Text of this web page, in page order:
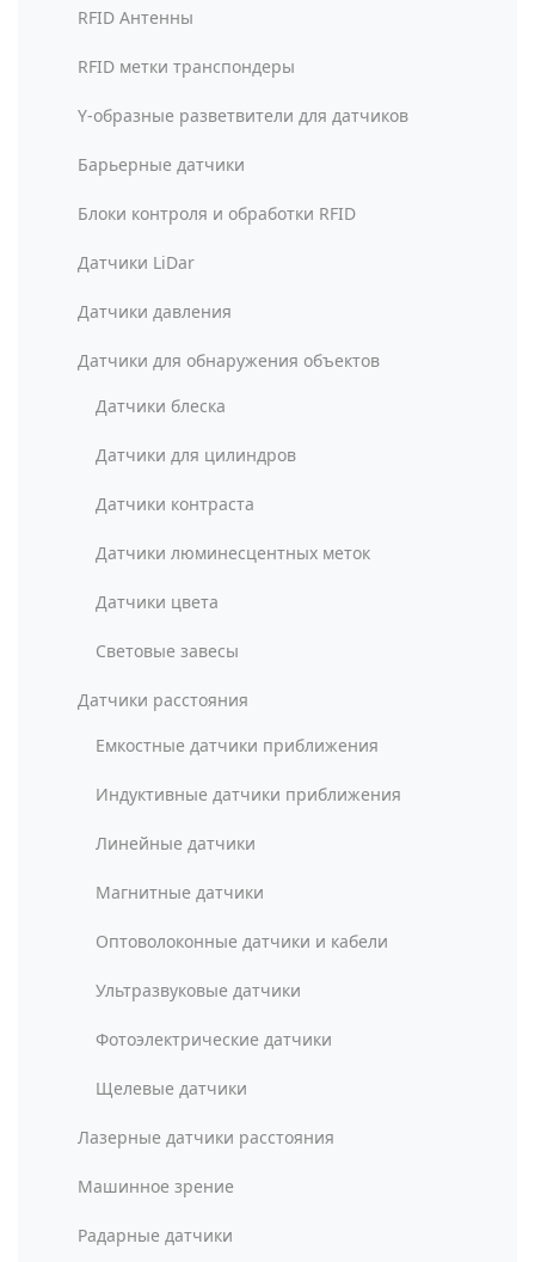
RFID Антенны
RFID метки транспондеры
Y-образные разветвители для датчиков
Барьерные датчики
Блоки контроля и обработки RFID
Датчики LiDar
Датчики давления
Датчики для обнаружения объектов
Датчики блеска
Датчики для цилиндров
Датчики контраста
Датчики люминесцентных меток
Датчики цвета
Световые завесы
Датчики расстояния
Емкостные датчики приближения
Индуктивные датчики приближения
Линейные датчики
Магнитные датчики
Оптоволоконные датчики и кабели
Ультразвуковые датчики
Фотоэлектрические датчики
Щелевые датчики
Лазерные датчики расстояния
Машинное зрение
Радарные датчики